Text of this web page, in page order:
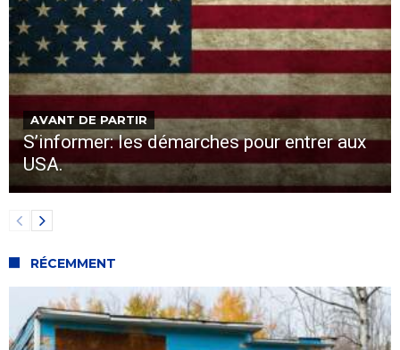
AVANT DE PARTIR
S’informer: les démarches pour entrer aux
USA.
RÉCEMMENT